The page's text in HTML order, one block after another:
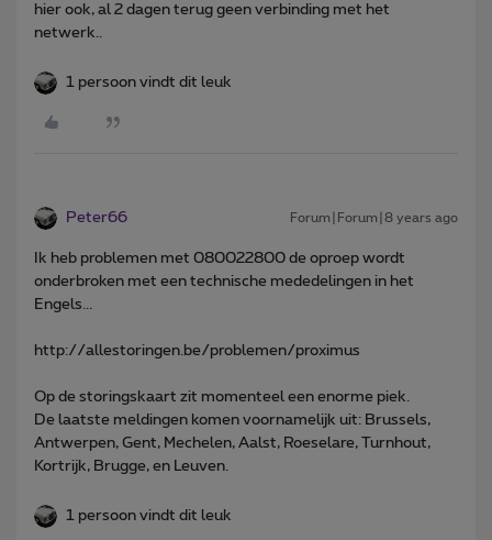
hier ook, al 2 dagen terug geen verbinding met het
netwerk..
1 persoon vindt dit leuk
Peter66 Forum|Forum|8 years ago
Ik heb problemen met 080022800 de oproep wordt
onderbroken met een technische mededelingen in het
Engels...
http://allestoringen.be/problemen/proximus
Op de storingskaart zit momenteel een enorme piek.
De laatste meldingen komen voornamelijk uit: Brussels,
Antwerpen, Gent, Mechelen, Aalst, Roeselare, Turnhout,
Kortrijk, Brugge, en Leuven.
1 persoon vindt dit leuk